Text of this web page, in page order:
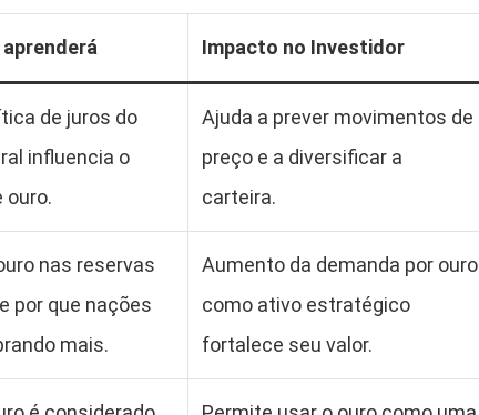
Impacto no Investidor
de juros do
influencia o
ouro.
Ajuda a prever movimentos de
preço e a diversificar a
carteira.
nas reservas
por que nações
mais.
Aumento da demanda por ouro
como ativo estratégico
fortalece seu valor.